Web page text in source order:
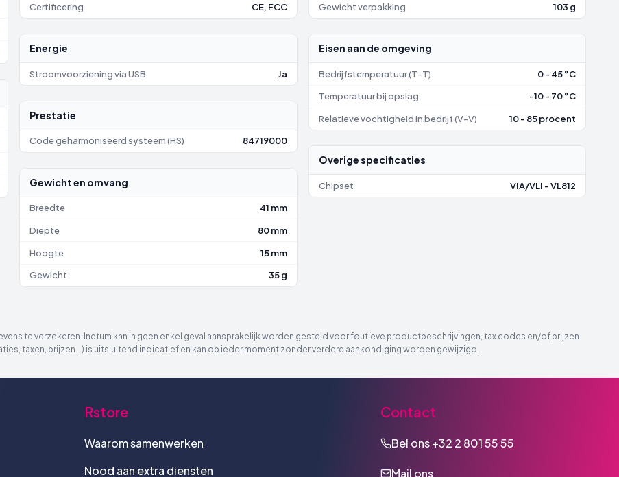
Certificering CE, FCC
Energie
Stroomvoorziening via USB Ja
Prestatie
Code geharmoniseerd systeem (HS) 84719000
Gewicht en omvang
Breedte 41 mm
Diepte 80 mm
Hoogte 15 mm
Gewicht 35 g
Gewicht verpakking 103 g
Eisen aan de omgeving
Bedrijfstemperatuur (T-T) 0 - 45 °C
Temperatuur bij opslag -10 - 70 °C
Relatieve vochtigheid in bedrijf (V-V) 10 - 85 procent
Overige specificaties
Chipset VIA/VLI - VL812
te verzekeren. Inetum kan in geen enkel geval aansprakelijk worden gesteld voor foutieve productbeschrijvingen, tax codes en/of prijzen
taxen, prijzen...) is uitsluitend indicatief en kan op ieder moment zonder verdere aankondiging worden gewijzigd.
Rstore
Waarom samenwerken
Nood aan extra diensten
Contact
Bel ons+32 2 801 55 55
Mail ons